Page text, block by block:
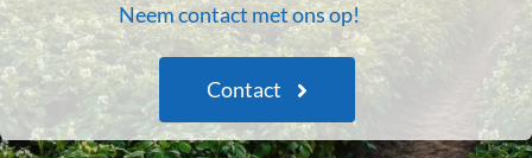
Neem contact met ons op!
Contact